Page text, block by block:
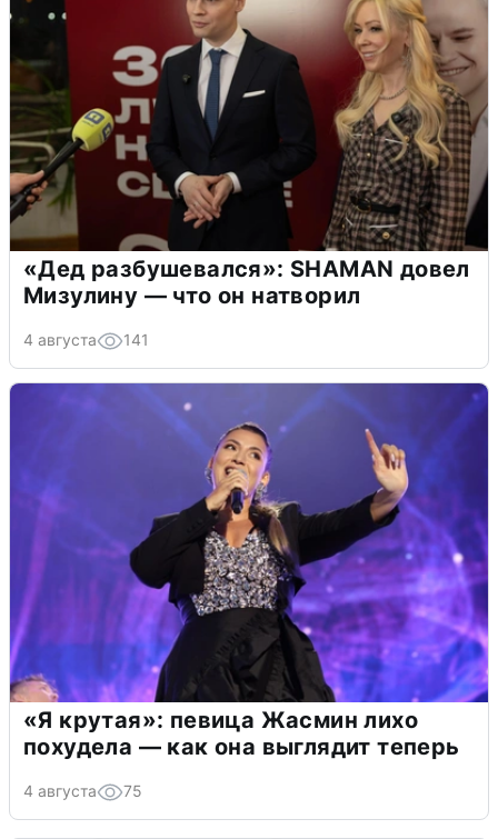
«Дед разбушевался»: SHAMAN довел
Мизулину — что он натворил
4 августа 141
«Я крутая»: певица Жасмин лихо
похудела — как она выглядит теперь
4 августа 75